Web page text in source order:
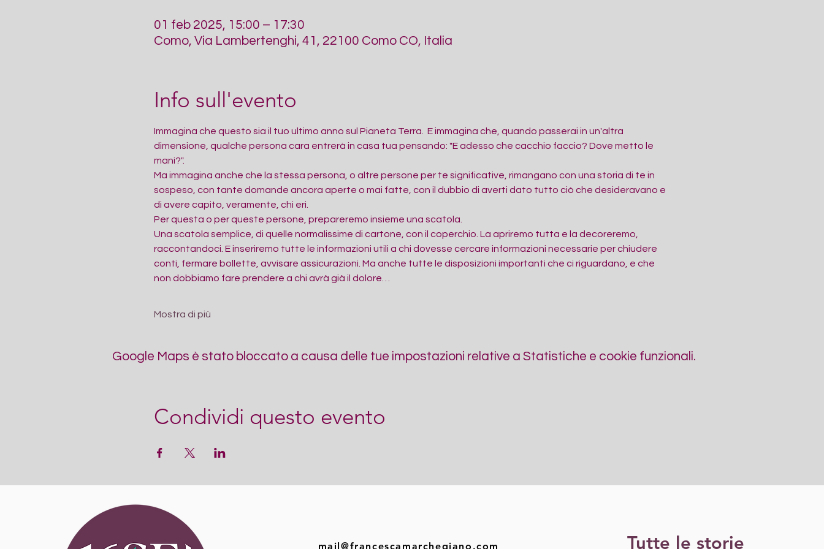
01 feb 2025, 15:00 – 17:30
Como, Via Lambertenghi, 41, 22100 Como CO, Italia
Info sull'evento
Immagina che questo sia il tuo ultimo anno sul Pianeta Terra.  E immagina che, quando passerai in un'altra
dimensione, qualche persona cara entrerà in casa tua pensando: "E adesso che cacchio faccio? Dove metto le
mani?".
Ma immagina anche che la stessa persona, o altre persone per te significative, rimangano con una storia di te in
sospeso, con tante domande ancora aperte o mai fatte, con il dubbio di averti dato tutto ciò che desideravano e
di avere capito, veramente, chi eri.
Per questa o per queste persone, prepareremo insieme una scatola.
Una scatola semplice, di quelle normalissime di cartone, con il coperchio. La apriremo tutta e la decoreremo,
raccontandoci. E inseriremo tutte le informazioni utili a chi dovesse cercare informazioni necessarie per chiudere
conti, fermare bollette, avvisare assicurazioni. Ma anche tutte le disposizioni importanti che ci riguardano, e che
non dobbiamo fare prendere a chi avrà già il dolore…
Mostra di più
Google Maps è stato bloccato a causa delle tue impostazioni relative a Statistiche e cookie funzionali.
Condividi questo evento
mail@francescamarchegiano.com Tutte le storie